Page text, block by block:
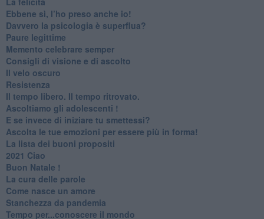
​Ebbene sì, l’ho preso anche io!
​Davvero la psicologia è superflua?
Paure legittime
​Memento celebrare semper
​Consigli di visione e di ascolto
​Il velo oscuro
Resistenza
​Il tempo libero. Il tempo ritrovato.
Ascoltiamo gli adolescenti !
​E se invece di iniziare tu smettessi?
​Ascolta le tue emozioni per essere più in forma!
​La lista dei buoni propositi
2021 Ciao
Buon Natale !
​La cura delle parole
​Come nasce un amore
Stanchezza da pandemia
​Tempo per...conoscere il mondo